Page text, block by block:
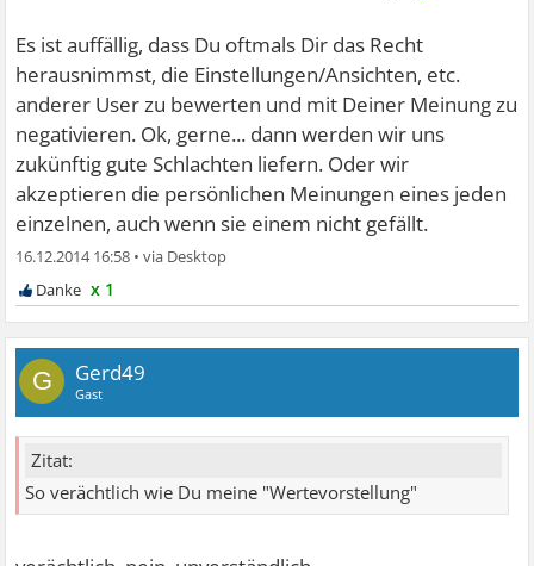
Es ist auffällig, dass Du oftmals Dir das Recht
herausnimmst, die Einstellungen/Ansichten, etc.
anderer User zu bewerten und mit Deiner Meinung zu
negativieren. Ok, gerne... dann werden wir uns
zukünftig gute Schlachten liefern. Oder wir
akzeptieren die persönlichen Meinungen eines jeden
einzelnen, auch wenn sie einem nicht gefällt.
16.12.2014 16:58 •
x 1
G Gerd49
Gast
Zitat:
So verächtlich wie Du meine "Wertevorstellung"